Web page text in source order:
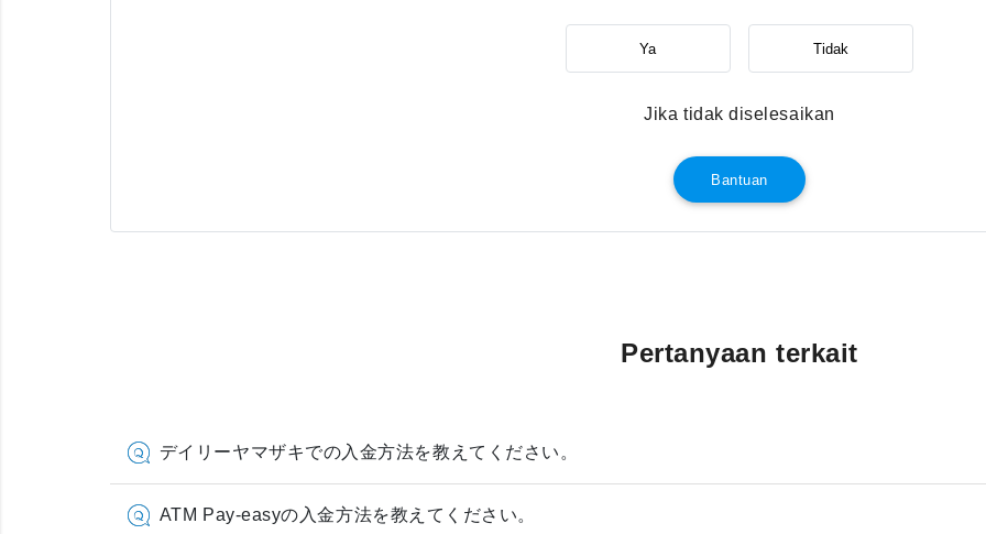
Ya Tidak
Jika tidak diselesaikan
Bantuan
Pertanyaan terkait
デイリーヤマザキでの入金方法を教えてください。
ATM Pay-easyの入金方法を教えてください。